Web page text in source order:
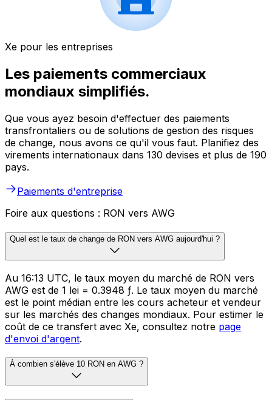
Xe pour les entreprises
Les paiements commerciaux
mondiaux simplifiés.
Que vous ayez besoin d'effectuer des paiements
transfrontaliers ou de solutions de gestion des risques
de change, nous avons ce qu'il vous faut. Planifiez des
virements internationaux dans 130 devises et plus de 190
pays.
Paiements d'entreprise
Foire aux questions : RON vers AWG
Quel est le taux de change de RON vers AWG aujourd'hui ?
Au 16:13 UTC, le taux moyen du marché de RON vers
AWG est de 1 lei = 0.3948 ƒ. Le taux moyen du marché
est le point médian entre les cours acheteur et vendeur
sur les marchés des changes mondiaux. Pour estimer le
coût de ce transfert avec Xe, consultez notre page
d'envoi d'argent.
À combien s'élève 10 RON en AWG ?